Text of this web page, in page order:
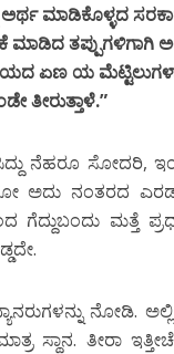
ಮಾಡಿಕೊಳ್ಳದ
ತಪ್ಪುಗಳಿಗಾಗಿ
ಏಣ ಯ
ತೀರುತ್ತಾಳೆ.”
ನೆಹರೂ ಸೋದರಿ,
ಅದು ನಂತರದ
ಮತ್ತೆ
ಸ್ಥಾನ. ತೀರಾ